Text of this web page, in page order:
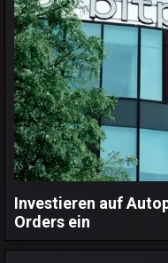
Investieren auf
Orders ein